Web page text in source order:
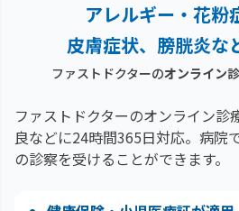
アレルギー・花粉
皮膚症状、膀胱炎な
ファストドクターのオンライン
ファストドクターのオンライン診
良などに24時間365日対応。 病院
の診察を受けることができます。